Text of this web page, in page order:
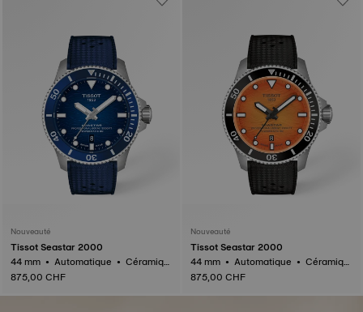
Nouveauté
Tissot Seastar 2000
44 mm • Automatique • Céramiqu
e
875,00 CHF
Nouveauté
Tissot Seastar 2000
44 mm • Automatique • Céramiqu
e
875,00 CHF